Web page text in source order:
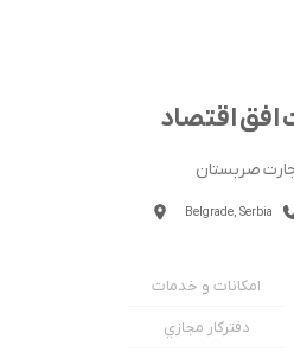
اقتصاد
صربستان
Belgrade, Serbia
امکانات و خدمات
دفترکار مجازي